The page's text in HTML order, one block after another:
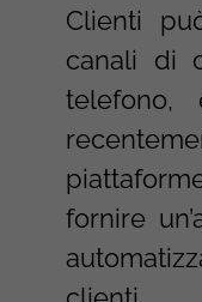
Clienti
canali di
fornire